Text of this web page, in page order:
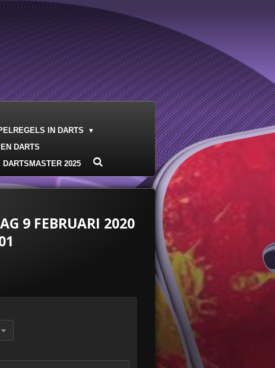
IN DARTS
DARTS
DARTSMASTER 2025
9 FEBRUARI 2020